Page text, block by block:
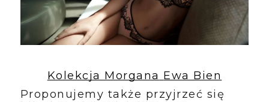
Kolekcja Morgana Ewa Bien
Proponujemy także przyjrzeć się